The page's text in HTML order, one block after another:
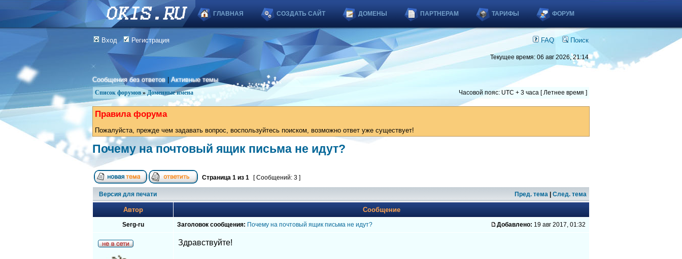
ГЛАВНАЯ СОЗДАТЬ САЙТ ДОМЕНЫ ПАРТНЕРАМ ТАРИФЫ ФОРУМ
Вход Регистрация FAQ Поиск
Текущее время: 06 авг 2026, 21:14
Сообщения без ответов |Активные темы
Список форумов » Доменные имена Часовой пояс: UTC + 3 часа [ Летнее время ]
Правила форума
Пожалуйста, прежде чем задавать вопрос, воспользуйтесь поиском, возможно ответ уже существует!
Почему на почтовый ящик письма не идут?
Страница 1 из 1 [ Сообщений: 3 ]
Версия для печати Пред. тема След. тема
Автор Сообщение
Serg-ru Заголовок сообщения: Почему на почтовый ящик письма не идут? Добавлено: 19 авг 2017, 01:32
Здравствуйте!